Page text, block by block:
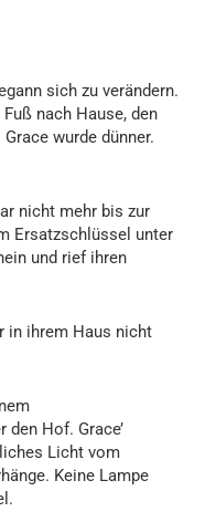
sich zu verändern.
nach Hause, den
wurde dünner.
nicht mehr bis zur
Ersatzschlüssel unter
und rief ihren
in ihrem Haus nicht
Hof. Grace’
Licht vom
Keine Lampe